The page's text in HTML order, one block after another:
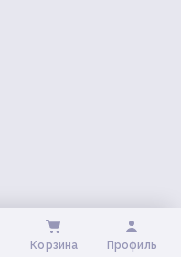
Корзина Профиль